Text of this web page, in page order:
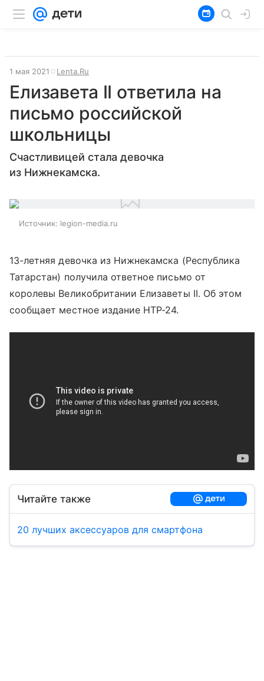
1 мая 2021 Lenta.Ru
Елизавета II ответила на
письмо российской
школьницы
Счастливицей стала девочка
из Нижнекамска.
Источник: legion-media.ru
13-летняя девочка из Нижнекамска (Республика
Татарстан) получила ответное письмо от
королевы Великобритании Елизаветы II. Об этом
сообщает местное издание НТР-24.
Читайте также
20 лучших аксессуаров для смартфона